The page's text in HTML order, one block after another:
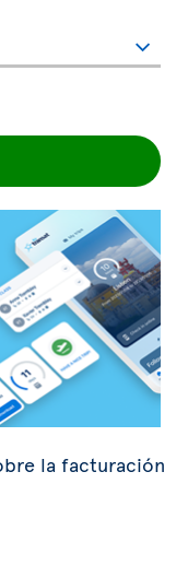
la facturación